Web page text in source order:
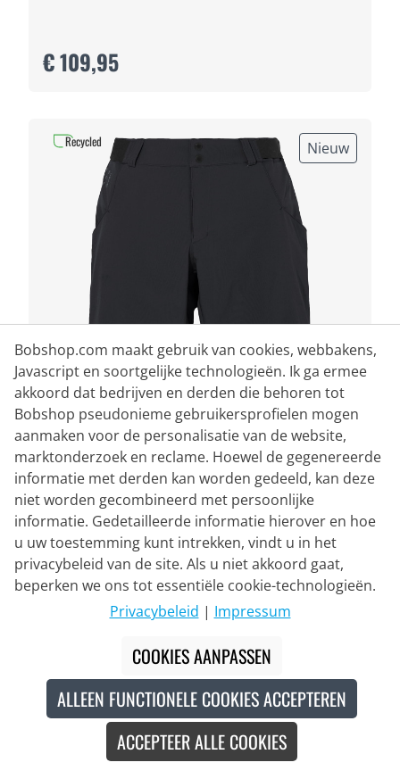
€ 109,95
Nieuw
VAUDE
Bikeshorts Loamer
€ 109,95
Recycled
Bobshop.com maakt gebruik van cookies, webbakens,
Javascript en soortgelijke technologieën. Ik ga ermee
akkoord dat bedrijven en derden die behoren tot
Bobshop pseudonieme gebruikersprofielen mogen
aanmaken voor de personalisatie van de website,
marktonderzoek en reclame. Hoewel de gegenereerde
informatie met derden kan worden gedeeld, kan deze
niet worden gecombineerd met persoonlijke
informatie. Gedetailleerde informatie hierover en hoe
u uw toestemming kunt intrekken, vindt u in het
privacybeleid van de site. Als u niet akkoord gaat,
beperken we ons tot essentiële cookie-technologieën.
Privacybeleid | Impressum
COOKIES AANPASSEN
ALLEEN FUNCTIONELE COOKIES ACCEPTEREN
ACCEPTEER ALLE COOKIES